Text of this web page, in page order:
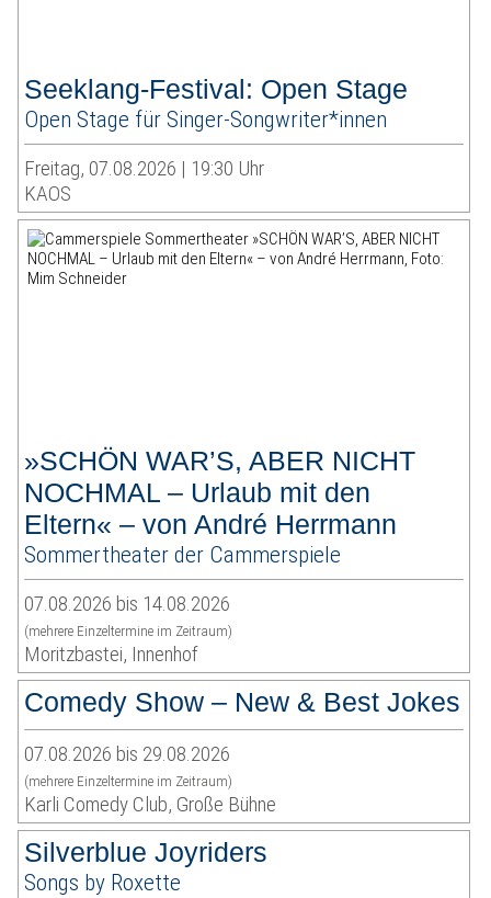
Seeklang-Festival: Open Stage
Open Stage für Singer-Songwriter*innen
Freitag, 07.08.2026 | 19:30 Uhr
KAOS
»SCHÖN WAR’S, ABER NICHT
NOCHMAL – Urlaub mit den
Eltern« – von André Herrmann
Sommertheater der Cammerspiele
07.08.2026 bis 14.08.2026
(mehrere Einzeltermine im Zeitraum)
Moritzbastei, Innenhof
Comedy Show – New & Best Jokes
07.08.2026 bis 29.08.2026
(mehrere Einzeltermine im Zeitraum)
Karli Comedy Club, Große Bühne
Silverblue Joyriders
Songs by Roxette